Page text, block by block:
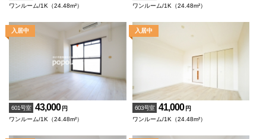
ワンルーム/1K（24.48m²）
ワンルーム/1K（24.48m²）
601号室 43,000 円
ワンルーム/1K（24.48m²）
603号室 41,000 円
ワンルーム/1K（24.48m²）